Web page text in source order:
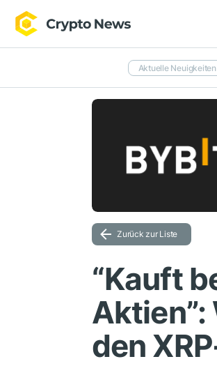
Aktuelle Neuigkeiten
Zurück zur Liste
“Kauft
den